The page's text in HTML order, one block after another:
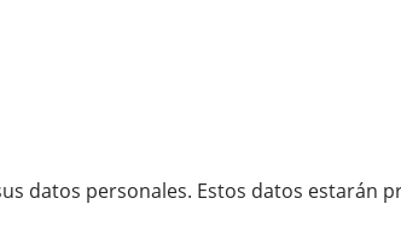
datos personales. Estos datos estarán